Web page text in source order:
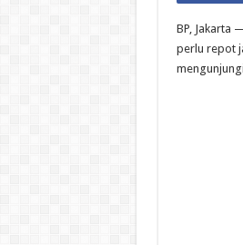
BP, Jakarta
perlu repot